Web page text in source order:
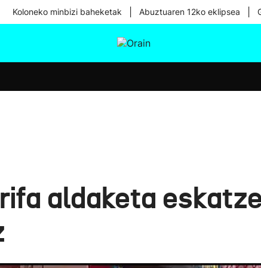
Koloneko minbizi baheketak Abuztuaren 12ko eklipsea
aldaketa